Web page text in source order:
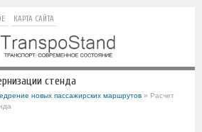
КАРТА САЙТА
стенда
новых пассажирских маршрутов » Расчет